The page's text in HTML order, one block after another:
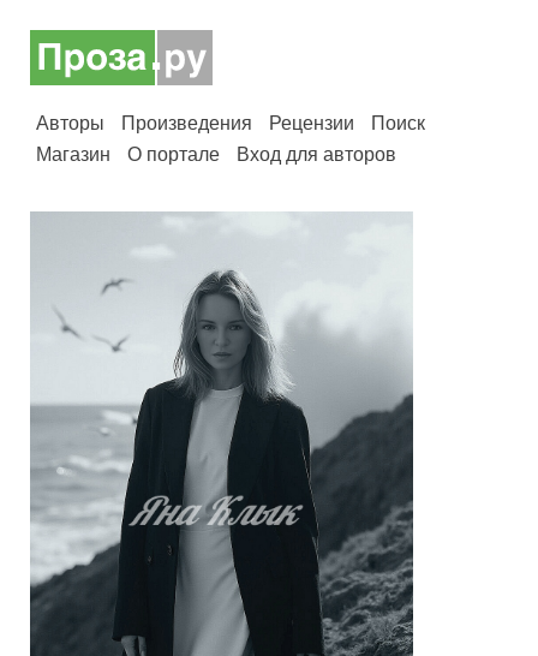
Авторы Произведения Рецензии
Поиск
Магазин
О портале Вход для авторов